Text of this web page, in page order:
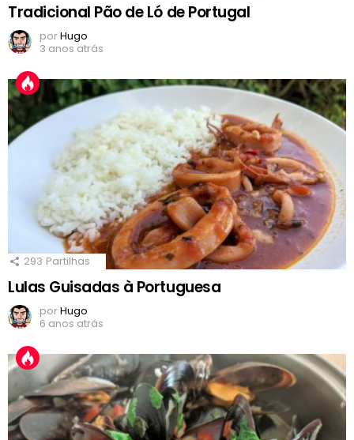
Tradicional Pão de Ló de Portugal
porHugo
3 anos atrás
293 Partilhas
Lulas Guisadas à Portuguesa
porHugo
6 anos atrás